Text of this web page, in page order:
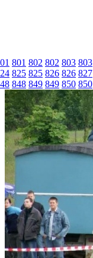
801 802 802 803 803
825 825 826 826 827
848 849 849 850 850